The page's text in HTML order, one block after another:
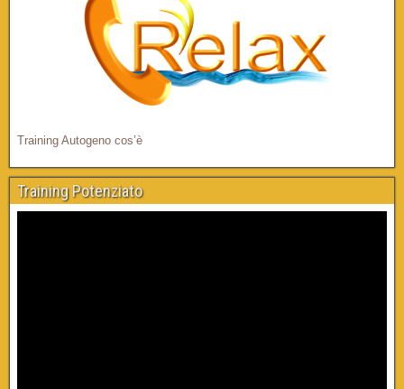
Training Autogeno cos’è
Training Potenziato